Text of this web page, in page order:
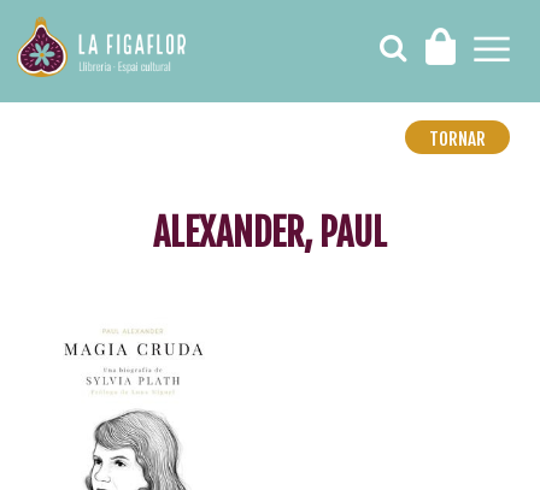
TORNAR
ALEXANDER, PAUL